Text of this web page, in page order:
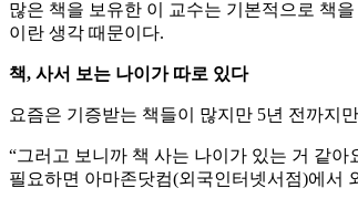
많은 책을 보유한 이 교수는 기본적으로 책
이란 생각 때문이다.
책, 사서 보는 나이가 따로 있다
요즘은 기증받는 책들이 많지만 5년 전까지
“그러고 보니까 책 사는 나이가 있는 거 같
필요하면 아마존닷컴(외국인터넷서점)에서